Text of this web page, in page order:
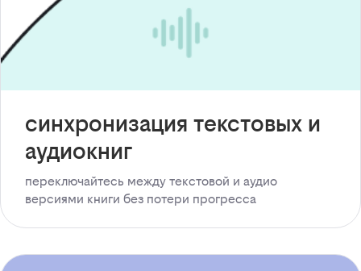
синхронизация текстовых и
аудиокниг
переключайтесь между текстовой и аудио
версиями книги без потери прогресса